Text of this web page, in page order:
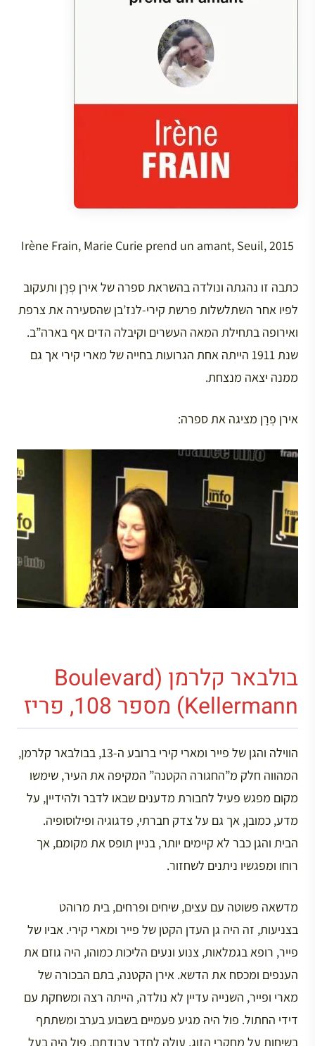
Irène Frain, Marie Curie prend un amant, Seuil, 2015
כתבה זו נהגתה ונולדה בהשראת ספרה של אירן פְרָן ותעקוב
לפיו אחר השתלשלות פרשת קירי-לנז’בן שהסעירה את צרפת
ואירופה בתחילת המאה העשרים וקיבלה הדים אף בארה”ב.
שנת 1911 הייתה אחת הגרועות בחייה של מארי קירי אך גם
ממנה יצאה מנצחת.
אירן פְרָן מציגה את ספרה:
בולבאר קלרמן (Boulevard
Kellermann) מספר 108, פריז
הווילה והגן של פייר ומארי קירי ברובע ה-13, בבולבאר קלרמן,
המהווה חלק מ”החגורה הקטנה” המקיפה את העיר, שימשו
מקום מפגש פעיל לחבורת מדענים שבאו לדבר ולהידיין, על
מדע, כמובן, אך גם על צדק חברתי, פדגוגיה ופילוסופיה.
הבית והגן כבר לא קיימים יותר, בניין תופס את מקומם, אך
רוחו ומפגשיו ניתנים לשחזור.
מדשאה פשוטה עם עצים, שיחים ופרחים, בית מרוהט
בצניעות, זה היה גן העדן הקטן של פייר ומארי קירי. אביו של
פייר, רופא בגמלאות, צנוע ונעים הליכות כמוהו, היה גוזם את
הענפים ומכסח את הדשא. אירן הקטנה, בתם הבכורה של
מארי ופייר, השנייה עדיין לא נולדה, הייתה רצה ומשחקת עם
דידי החתול. פול היה מגיע פעמיים בשבוע בערב ומשתתף
בשיחות על מחקרי הזוג, עולה לחדר עבודתם. פול היה בעל